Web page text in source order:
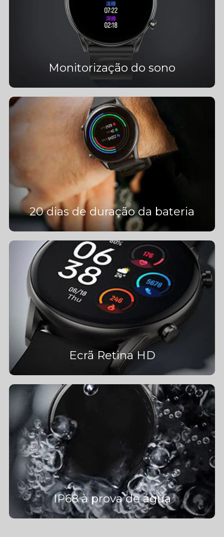
20 dias de duração da bateria
Monitorização do sono
Ecrã Retina HD
IP68 à prova de água